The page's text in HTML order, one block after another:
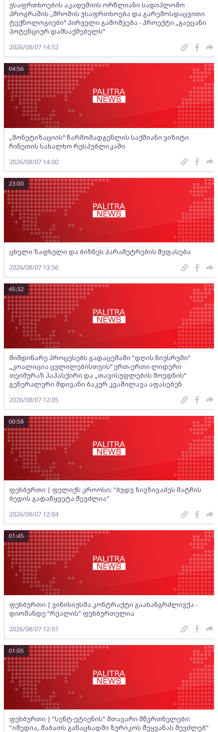
უსაფრთხოების აკადემიის ორწლიანი სადიპლომო
პროგრამის „შრომის უსაფრთხოება და გარემოსდაცვითი
ტექნოლოგიები“ პირველი გამოშვება - პროექტი „გაეცანი
პოტენციურ დამსაქმებელს“
2026/08/07 14:52
„მონეტიზაციის“ წარმომადგენლის საქმიანი ვიზიტი
ჩინეთის სახალხო რესპუბლიკაში
04:56
2026/08/07 14:00
ცხელი ზაფხული და ბიზნეს პარამეტრების შეფასება
23:00
2026/08/07 13:56
მიმდინარე პროცესებს გადაცემაში "დღის ნიუსრუმი"
„კოალიცია ცვლილებისთვის“ ერთ-ერთი ლიდერი
თეიმურაზ პაპასქირი და „თავისუფლების მოედნის“
გენერალური მდივანი ბაკურ კვაშილავა აფასებენ
45:32
2026/08/07 12:05
ფეხბურთი | ფელიქს კროოსი: "ბუდუ ზივზივაძეს მატჩის
ბედის გადაწყვეტა შეუძლია"
00:58
2026/08/07 12:04
ფეხბურთი | ვინისიუსმა კონტრაქტი გაახანგრძლივქა -
დიომანდე "რეალის" ფეხბურთელია
01:45
2026/08/07 12:01
ფეხბურთი | "სენტ-ეტიენის" მთავარი მწვრთნელები:
"იმედია, შაბათს განაცხადში ზურიკოს შეყვანას შევძლებ"
01:05